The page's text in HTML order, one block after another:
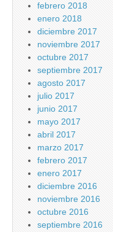
febrero 2018
enero 2018
diciembre 2017
noviembre 2017
octubre 2017
septiembre 2017
agosto 2017
julio 2017
junio 2017
mayo 2017
abril 2017
marzo 2017
febrero 2017
enero 2017
diciembre 2016
noviembre 2016
octubre 2016
septiembre 2016